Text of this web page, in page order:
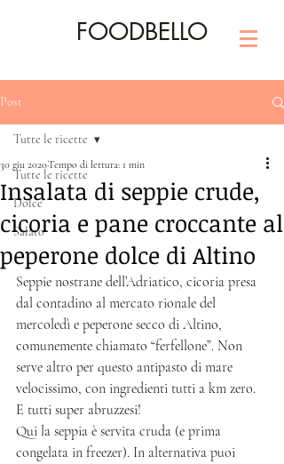
FOODBELLO
Post
Tutte le ricette
Dolce
Salato
Tutte le ricette
Insalata di seppie crude,
cicoria e pane croccante al
peperone dolce di Altino
30 giu 2020Tempo di lettura: 1 min
Seppie nostrane dell’Adriatico, cicoria presa
dal contadino al mercato rionale del
mercoledì e peperone secco di Altino,
comunemente chiamato “ferfellone”. Non
serve altro per questo antipasto di mare
velocissimo, con ingredienti tutti a km zero.
E tutti super abruzzesi!
Qui la seppia è servita cruda (e prima
congelata in freezer). In alternativa puoi